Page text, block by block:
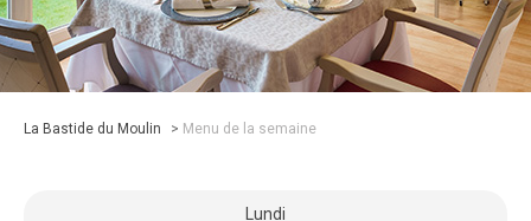
La Bastide du Moulin > Menu de la semaine
Lundi